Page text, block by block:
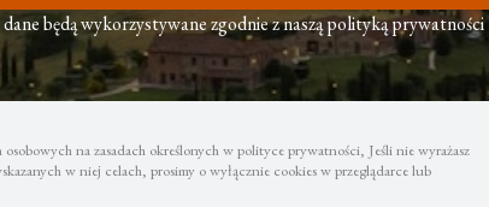
na zasadach określonych w polityce prywatności, Jeśli nie wyrażasz
w niej celach, prosimy o wyłącznie cookies w przeglądarce lub
będą wykorzystywane zgodnie z naszą polityką prywatności